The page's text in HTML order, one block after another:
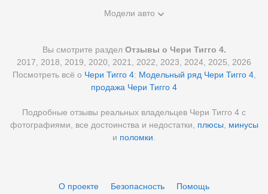
Модели авто
Вы смотрите раздел Отзывы о Чери Тигго 4.
2017, 2018, 2019, 2020, 2021, 2022, 2023, 2024, 2025, 2026
Посмотреть всё о Чери Тигго 4: Модельный ряд Чери Тигго 4,
продажа Чери Тигго 4
Подробные отзывы реальных владельцев Чери Тигго 4 с
фотографиями, все достоинства и недостатки, плюсы
минусы
и поломки
О проекте Безопасность Помощь